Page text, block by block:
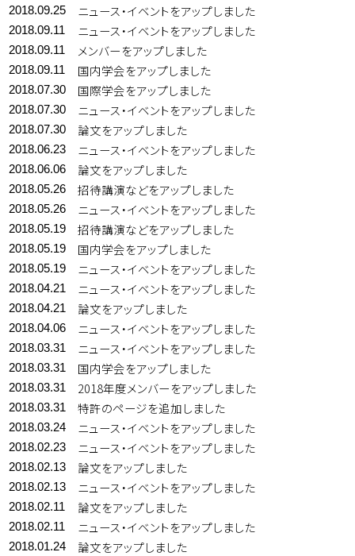
2018.09.25 ニュース・イベントをアップしました
2018.09.11 ニュース・イベントをアップしました
2018.09.11 メンバーをアップしました
2018.09.11 国内学会をアップしました
2018.07.30 国際学会をアップしました
2018.07.30 ニュース・イベントをアップしました
2018.07.30 論文をアップしました
2018.06.23 ニュース・イベントをアップしました
2018.06.06 論文をアップしました
2018.05.26 招待講演などをアップしました
2018.05.26 ニュース・イベントをアップしました
2018.05.19 招待講演などをアップしました
2018.05.19 国内学会をアップしました
2018.05.19 ニュース・イベントをアップしました
2018.04.21 ニュース・イベントをアップしました
2018.04.21 論文をアップしました
2018.04.06 ニュース・イベントをアップしました
2018.03.31 ニュース・イベントをアップしました
2018.03.31 国内学会をアップしました
2018.03.31 2018年度メンバーをアップしました
2018.03.31 特許のページを追加しました
2018.03.24 ニュース・イベントをアップしました
2018.02.23 ニュース・イベントをアップしました
2018.02.13 論文をアップしました
2018.02.13 ニュース・イベントをアップしました
2018.02.11 論文をアップしました
2018.02.11 ニュース・イベントをアップしました
2018.01.24 論文をアップしました